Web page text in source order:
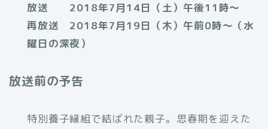
放送 2018年7月14日（土）午後11時～
再放送 2018年7月19日（木）午前0時～（水
曜日の深夜）
放送前の予告
特別養子縁組で結ばれた親子。思春期を迎えた